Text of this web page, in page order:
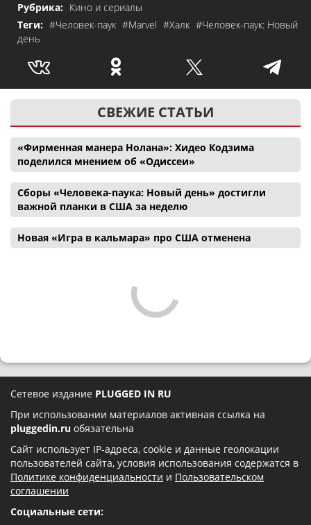
Рубрика: Кино и сериалы
Теги: #Человек-паук #Marvel #Халк #Человек-паук: Новый
день
СВЕЖИЕ СТАТЬИ
«Фирменная манера Нолана»: Хидео Кодзима
поделился мнением об «Одиссеи»
Сборы «Человека-паука: Новый день» достигли
важной планки в США за неделю
Новая «Игра в кальмара» про США отменена
Сетевое издание PLUGGED IN RU
При использовании материалов активная ссылка на
pluggedin.ru обязательна
Сайт использует IP-адреса, cookie и данные геолокации
пользователей сайта, условия использования содержатся в
Политике конфиденциальности и Пользовательском
соглашении
Социальные сети: